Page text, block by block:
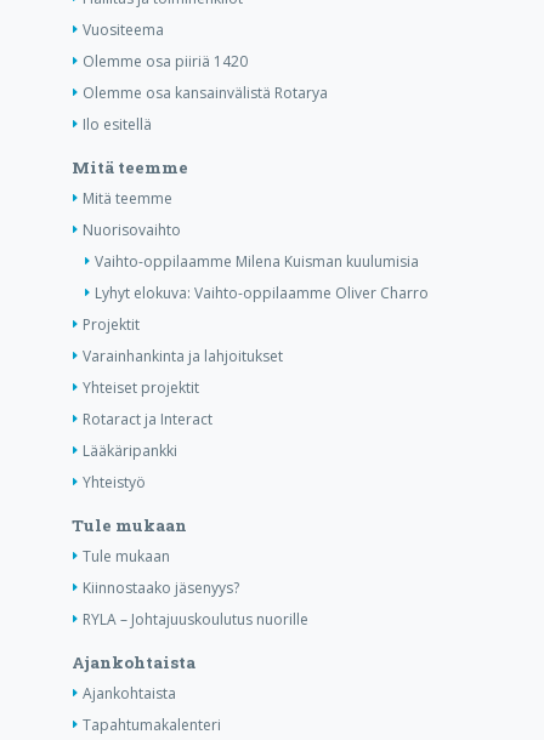
Vuositeema
Olemme osa piiriä 1420
Olemme osa kansainvälistä Rotarya
Ilo esitellä
Mitä teemme
Mitä teemme
Nuorisovaihto
Vaihto-oppilaamme Milena Kuisman kuulumisia
Lyhyt elokuva: Vaihto-oppilaamme Oliver Charro
Projektit
Varainhankinta ja lahjoitukset
Yhteiset projektit
Rotaract ja Interact
Lääkäripankki
Yhteistyö
Tule mukaan
Tule mukaan
Kiinnostaako jäsenyys?
RYLA – Johtajuuskoulutus nuorille
Ajankohtaista
Ajankohtaista
Tapahtumakalenteri